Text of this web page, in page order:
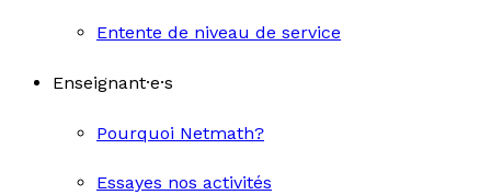
Entente de niveau de service
Enseignant·e·s
Pourquoi Netmath?
Essayes nos activités